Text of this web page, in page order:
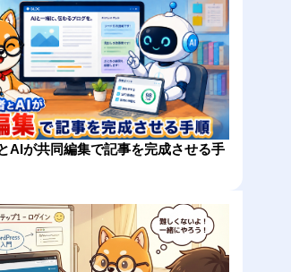
AIが共同編集で記事を完成させる手